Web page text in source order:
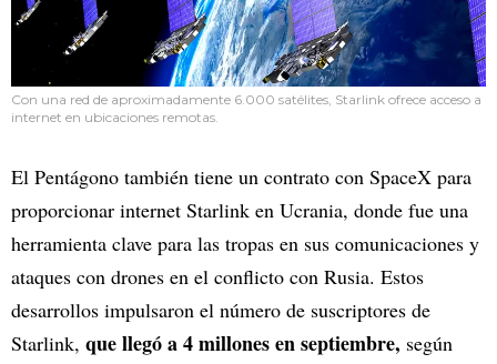
Con una red de aproximadamente 6.000 satélites, Starlink ofrece acceso a
internet en ubicaciones remotas.
El Pentágono también tiene un contrato con SpaceX para
proporcionar internet Starlink en Ucrania, donde fue una
herramienta clave para las tropas en sus comunicaciones y
ataques con drones en el conflicto con Rusia. Estos
desarrollos impulsaron el número de suscriptores de
Starlink, que llegó a 4 millones en septiembre, según